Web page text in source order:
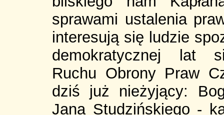
sprawami ustalenia
interesują się ludzie
demokratycznej lat
Ruchu Obrony Praw
dziś już nieżyjący:
Jana Studzińskiego -